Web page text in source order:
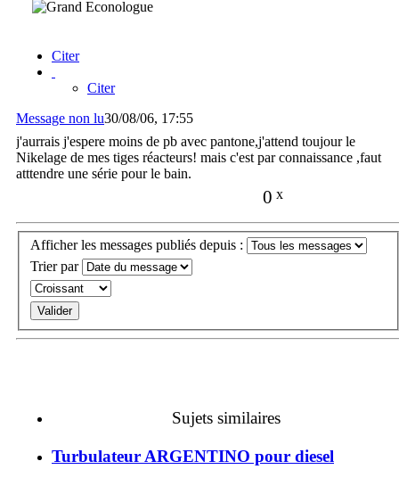
Citer
Citer
Message non lu30/08/06, 17:55
j'aurrais j'espere moins de pb avec pantone,j'attend toujour le
Nikelage de mes tiges réacteurs! mais c'est par connaissance ,faut
atttendre une série pour le bain.
0 x
Afficher les messages publiés depuis :
Trier par
Sujets similaires
Turbulateur ARGENTINO pour diesel